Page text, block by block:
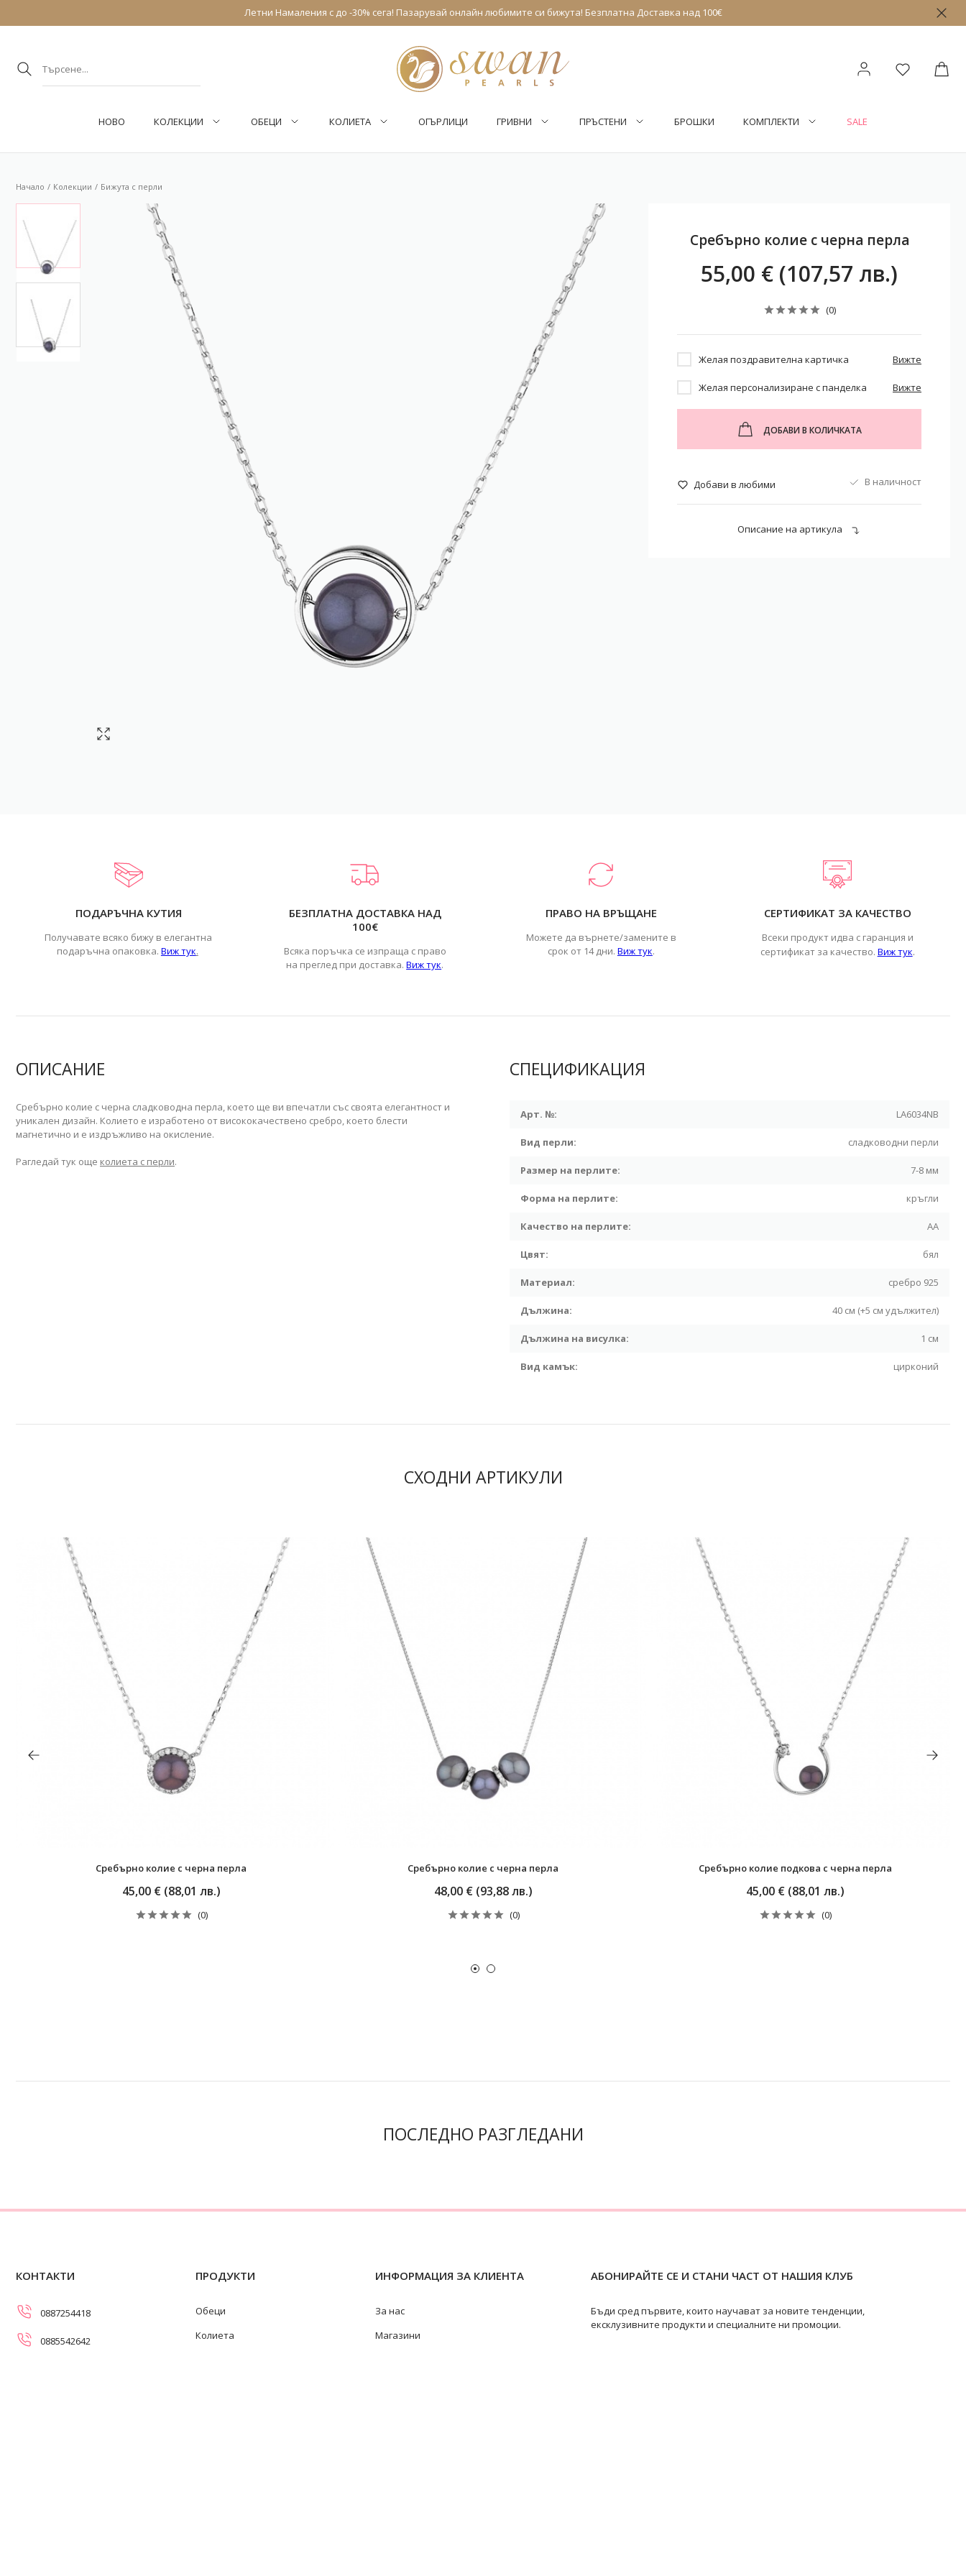
Летни Намаления с до -30% сега! Пазарувай онлайн любимите си бижута! Безплатна Доставка над 100€
НОВО КОЛЕКЦИИ ОБEЦИ КОЛИЕТА ОГЪРЛИЦИ ГРИВНИ ПРЪСТЕНИ БРОШКИ КОМПЛЕКТИ SALE
Начало Колекции Бижута с перли
Сребърно колие с черна перла
55,00 € (107,57 лв.)
(0)
Желая поздравителна картичка Вижте
Желая персонализиране с панделка Вижте
ДОБАВИ В КОЛИЧКАТА
Добави в любими В наличност
Описание на артикула
ПОДАРЪЧНА КУТИЯ
Получавате всяко бижу в елегантна
подаръчна опаковка. Виж тук.
БЕЗПЛАТНА ДОСТАВКА НАД
100€
Всяка поръчка се изпраща с право
на преглед при доставка.Виж тук.
ПРАВО НА ВРЪЩАНЕ
Можете да върнете/замените в
срок от 14 дни. Виж тук.
СЕРТИФИКАТ ЗА КАЧЕСТВО
Всеки продукт идва с гаранция и
сертификат за качество. Виж тук.
ОПИСАНИЕ
Сребърно колие с черна сладководна перла, което ще ви впечатли със своята елегантност и
уникален дизайн. Колието е изработено от висококачествено сребро, което блести
магнетично и е издръжливо на окисление.
Рагледай тук още колиета с перли.
СПЕЦИФИКАЦИЯ
Арт. №: LA6034NB
Вид перли: сладководни перли
Размер на перлите: 7-8 мм
Форма на перлите: кръгли
Качество на перлите: АА
Цвят: бял
Материал: сребро 925
Дължина: 40 см (+5 см удължител)
Дължина на висулка: 1 см
Вид камък: цирконий
СХОДНИ АРТИКУЛИ
Сребърно колие с черна перла
45,00 € (88,01 лв.)
(0)
Сребърно колие с черна перла
48,00 € (93,88 лв.)
(0)
Сребърно колие подкова с черна перла
45,00 € (88,01 лв.)
(0)
ПОСЛЕДНО РАЗГЛЕДАНИ
КОНТАКТИ
0887254418
0885542642
ПРОДУКТИ
Обеци
Колиета
ИНФОРМАЦИЯ ЗА КЛИЕНТА
За нас
Магазини
АБОНИРАЙТЕ СЕ И СТАНИ ЧАСТ ОТ НАШИЯ КЛУБ
Бъди сред първите, които научават за новите тенденции,
ексклузивните продукти и специалните ни промоции.